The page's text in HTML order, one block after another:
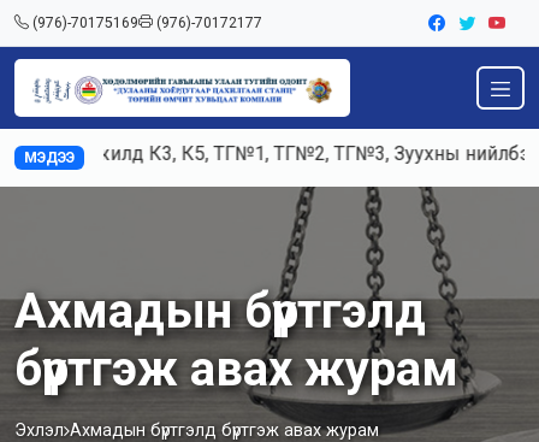
(976)-70175169 (976)-70172177
МЭДЭЭАжилд К3, К5, ТГ№1, ТГ№2, ТГ№3, Зуухны нийлбэр
Ахмадын бүртгэлд
бүртгэж авах журам
Эхлэл Ахмадын бүртгэлд бүртгэж авах журам